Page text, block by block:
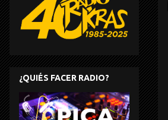
¿QUIÉS FACER RADIO?